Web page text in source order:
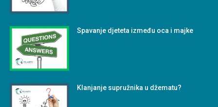
Spavanje djeteta između oca i majke
Klanjanje supružnika u džematu?